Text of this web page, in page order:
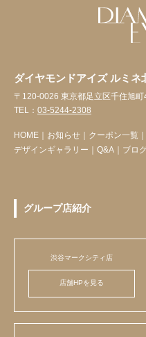
ダイヤモンドアイズ ルミネ
〒120-0026 東京都足立区千住旭
TEL： 03-5244-2308
HOME ｜ お知らせ ｜ クーポン一覧 ｜
デザインギャラリー ｜ Q&A ｜ ブロ
グループ店紹介
渋谷マークシティ店
店舗HPを見る